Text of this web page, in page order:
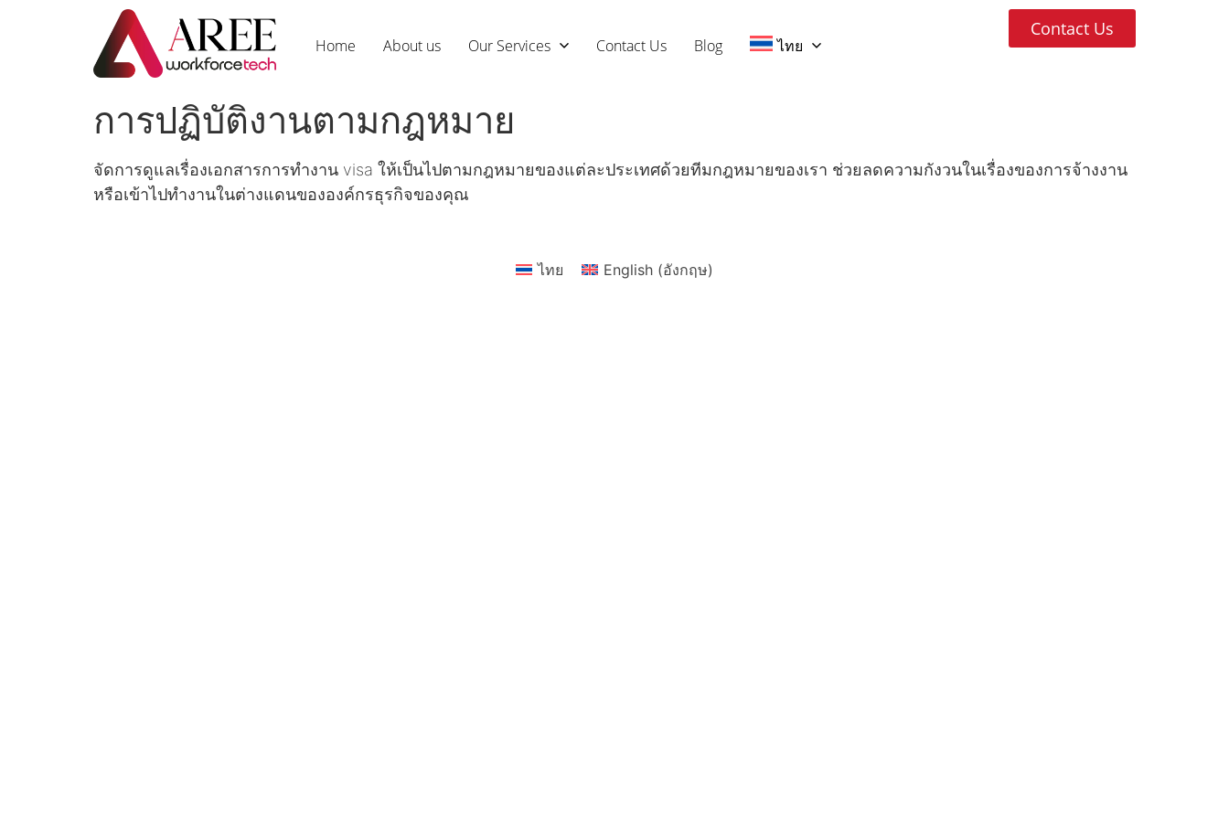
Home About us Our Services Contact Us Blog ไทย
Contact Us
การปฏิบัติงานตามกฎหมาย
จัดการดูแลเรื่องเอกสารการทำงาน visa ให้เป็นไปตามกฎหมายของแต่ละประเทศด้วยทีมกฎหมายของเรา ช่วยลดความกังวนในเรื่องของการจ้างงาน
หรือเข้าไปทำงานในต่างแดนขององค์กรธุรกิจของคุณ
ไทย English (อังกฤษ)